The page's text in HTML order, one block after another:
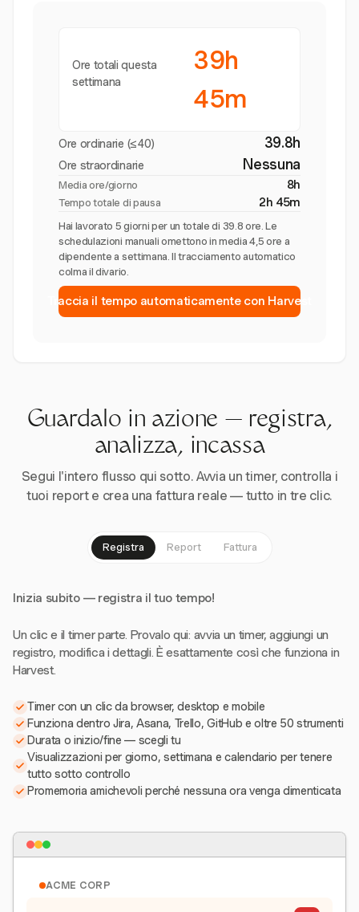
Ore totali questa
settimana
39h
45m
Ore ordinarie (≤40) 39.8h
Ore straordinarie Nessuna
Media ore/giorno 8h
Tempo totale di pausa 2h 45m
Hai lavorato 5 giorni per un totale di 39.8 ore. Le
schedulazioni manuali omettono in media 4,5 ore a
dipendente a settimana. Il tracciamento automatico
colma il divario.
Traccia il tempo automaticamente con Harvest
Guardalo in azione — registra,
analizza, incassa
Segui l'intero flusso qui sotto. Avvia un timer, controlla i
tuoi report e crea una fattura reale — tutto in tre clic.
Registra Report Fattura
Inizia subito — registra il tuo tempo!
Un clic e il timer parte. Provalo qui: avvia un timer, aggiungi un
registro, modifica i dettagli. È esattamente così che funziona in
Harvest.
Timer con un clic da browser, desktop e mobile
Funziona dentro Jira, Asana, Trello, GitHub e oltre 50 strumenti
Durata o inizio/fine — scegli tu
Visualizzazioni per giorno, settimana e calendario per tenere
tutto sotto controllo
Promemoria amichevoli perché nessuna ora venga dimenticata
ACME CORP